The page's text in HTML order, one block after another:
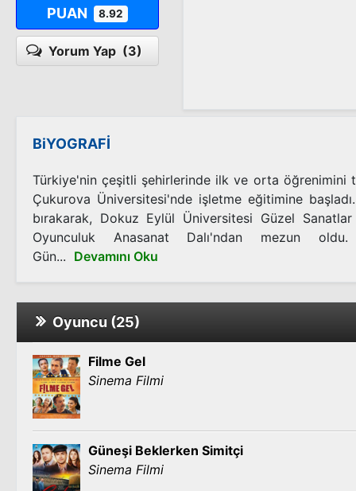
PUAN 8.92
Yorum Yap (3)
BiYOGRAFİ
Türkiye'nin çeşitli şehirlerinde ilk ve orta öğrenimini
Çukurova Üniversitesi'nde işletme eğitimine
bırakarak, Dokuz Eylül Üniversitesi Güzel
Oyunculuk Anasanat Dalı'ndan mezun
Gün... Devamını Oku
Oyuncu (25)
Filme Gel
Sinema Filmi
Güneşi Beklerken Simitçi
Sinema Filmi